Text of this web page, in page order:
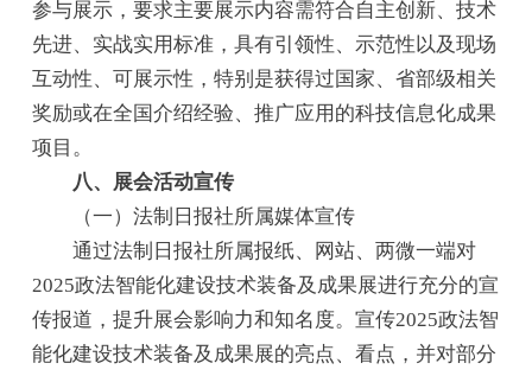
参与展示，要求主要展示内容需符合自主创新、技术
先进、实战实用标准，具有引领性、示范性以及现场
互动性、可展示性，特别是获得过国家、省部级相关
奖励或在全国介绍经验、推广应用的科技信息化成果
项目。
八、展会活动宣传
（一）法制日报社所属媒体宣传
通过法制日报社所属报纸、网站、两微一端对
2025政法智能化建设技术装备及成果展进行充分的宣
传报道，提升展会影响力和知名度。宣传2025政法智
能化建设技术装备及成果展的亮点、看点，并对部分